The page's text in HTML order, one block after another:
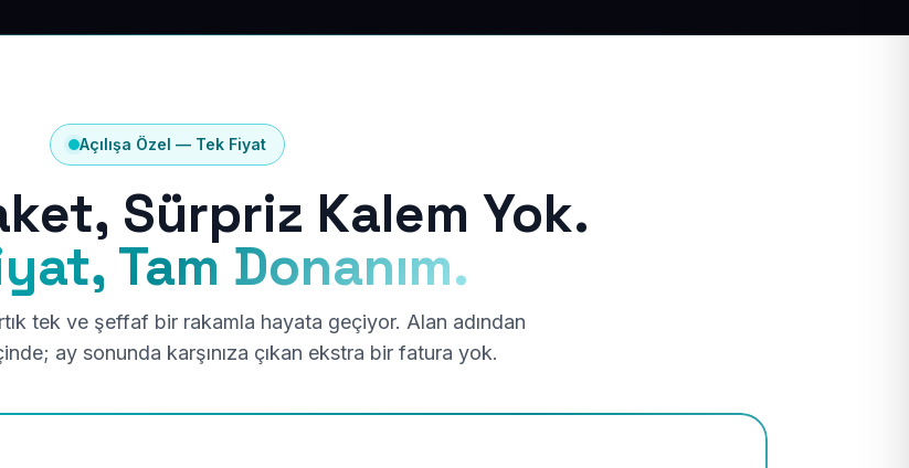
Açılışa Özel — Tek Fiyat
Sürpriz Kalem Yok.
Tam Donanım.
tek ve şeffaf bir rakamla hayata geçiyor. Alan adından
ay sonunda karşınıza çıkan ekstra bir fatura yok.